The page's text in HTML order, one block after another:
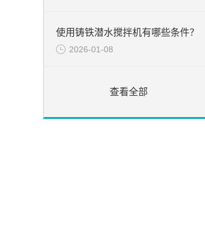
使用铸铁潜水搅拌机有哪些条件？
2026-01-08
查看全部